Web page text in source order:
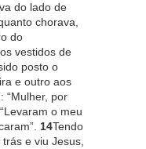
do lado de
chorava,
do
vestidos de
posto o
e outro aos
“Mulher, por
o meu
14Tendo
e viu Jesus,